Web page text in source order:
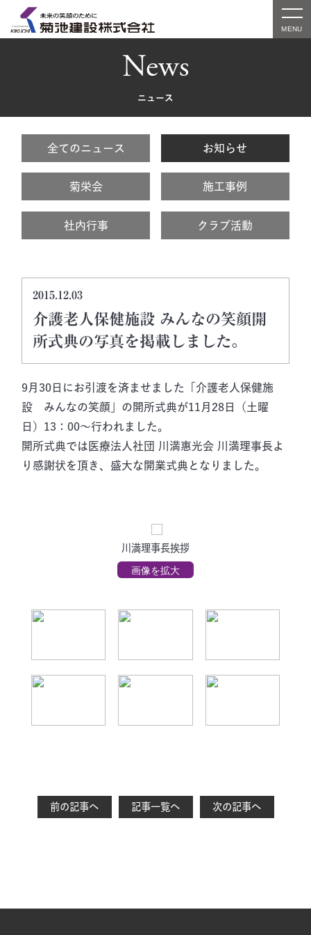
News
ニュース
全てのニュース お知らせ
菊栄会 施工事例
社内行事 クラブ活動
2015.12.03
介護老人保健施設 みんなの笑顔開
所式典の写真を掲載しました。
9月30日にお引渡を済ませました「介護老人保健施
設 みんなの笑顔」の開所式典が11月28日（土曜
日）13：00～行われました。
開所式典では医療法人社団 川満惠光会 川満理事長よ
り感謝状を頂き、盛大な開業式典となりました。
川満理事長挨拶
画像を拡大
前の記事へ 記事一覧へ 次の記事へ